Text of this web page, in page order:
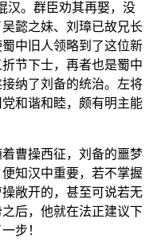
汉。群臣劝其再娶，没
懿之妹、刘璋已故兄长
中旧人领略到了这位新
节下士，再者也是蜀中
纳了刘备的统治。左将
和谐和睦，颇有明主能
曹操西征，刘备的噩梦
知汉中重要，若不掌握
敞开的，甚至可说若无
后，他就在法正建议下
步！